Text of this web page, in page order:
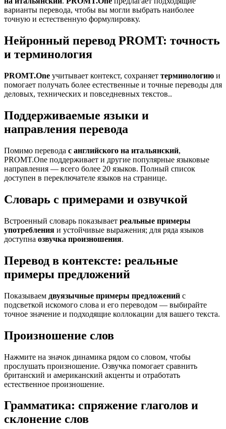
варианты перевода, чтобы вы могли выбрать наиболее
точную и естественную формулировку.
Нейронный перевод PROMT: точность
и терминология
PROMT.One учитывает контекст, сохраняет терминологию и
помогает получать более естественные и точные переводы для
деловых, технических и повседневных текстов..
Поддерживаемые языки и
направления перевода
Помимо перевода с английского на итальянский,
PROMT.One поддерживает и другие популярные языковые
направления — всего более 20 языков. Полный список
доступен в переключателе языков на странице.
Словарь с примерами и озвучкой
Встроенный словарь показывает реальные примеры
употребления и устойчивые выражения; для ряда языков
доступна озвучка произношения.
Перевод в контексте: реальные
примеры предложений
Показываем двуязычные примеры предложений с
подсветкой искомого слова и его переводом — выбирайте
точное значение и подходящие коллокации для вашего текста.
Произношение слов
Нажмите на значок динамика рядом со словом, чтобы
прослушать произношение. Озвучка помогает сравнить
британский и американский акценты и отработать
естественное произношение.
Грамматика: спряжение глаголов и
склонение слов